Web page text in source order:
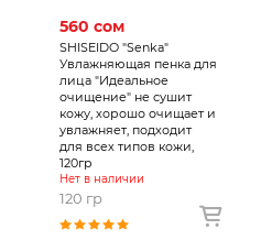
560 сом
SHISEIDO "Senka"
Увлажняющая пенка для
лица "Идеальное
очищение" не сушит
кожу, хорошо очищает и
увлажняет, подходит
для всех типов кожи,
120гр
Нет в наличии
120 гр